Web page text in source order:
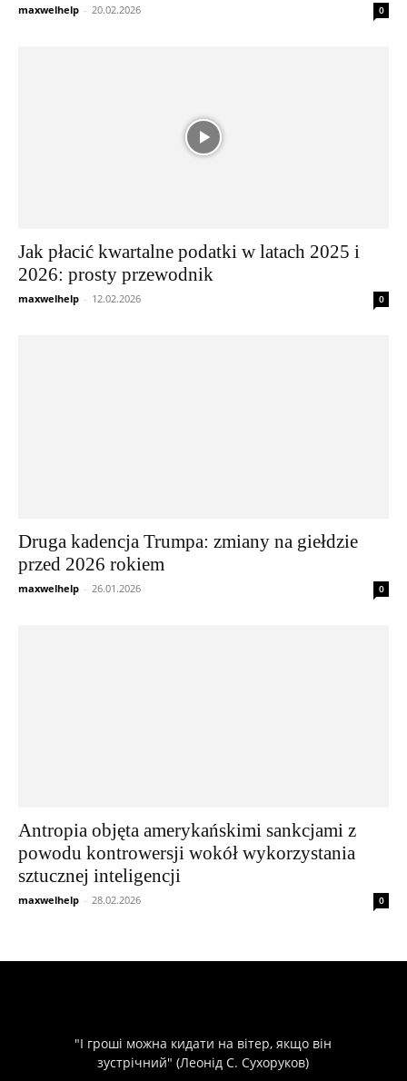
maxwelhelp - 20.02.2026 0
Jak płacić kwartalne podatki w latach 2025 i
2026: prosty przewodnik
maxwelhelp - 12.02.2026 0
Druga kadencja Trumpa: zmiany na giełdzie
przed 2026 rokiem
maxwelhelp - 26.01.2026 0
Antropia objęta amerykańskimi sankcjami z
powodu kontrowersji wokół wykorzystania
sztucznej inteligencji
maxwelhelp - 28.02.2026 0
"І гроші можна кидати на вітер, якщо він
зустрічний" (Леонід С. Сухоруков)